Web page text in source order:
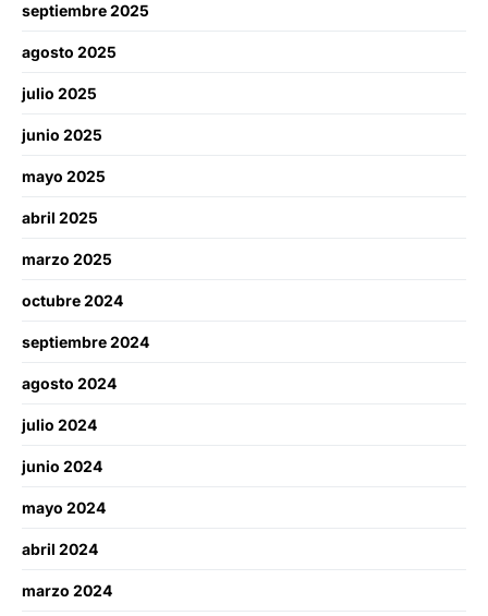
septiembre 2025
agosto 2025
julio 2025
junio 2025
mayo 2025
abril 2025
marzo 2025
octubre 2024
septiembre 2024
agosto 2024
julio 2024
junio 2024
mayo 2024
abril 2024
marzo 2024